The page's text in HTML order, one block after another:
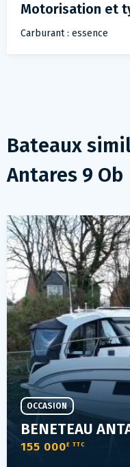
Motorisation et
Carburant : essence
Bateaux
Antares 9 Ob
BENETEAU
155 000£ TTC
OCCASION